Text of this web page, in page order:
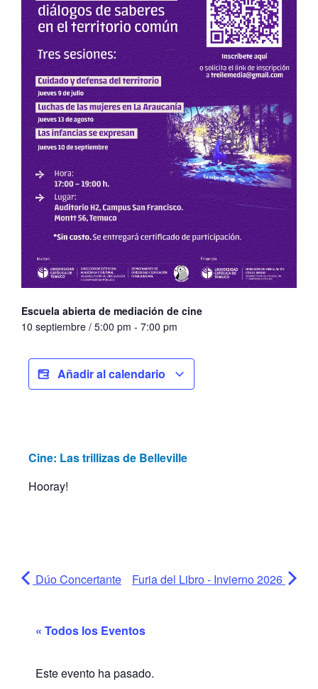
Escuela abierta de mediación de cine
10 septiembre / 5:00 pm - 7:00 pm
Añadir al calendario
Cine: Las trillizas de Belleville
Hooray!
Dúo Concertante Furia del Libro - Invierno 2026
« Todos los Eventos
Este evento ha pasado.